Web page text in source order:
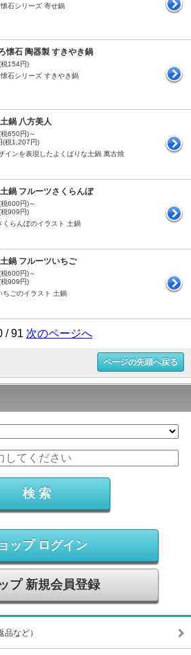
石シリーズ 寄せ鍋
懐石 陶器製 すきやき鍋
154円)
石シリーズ すきやき鍋
鍋 八方美人
650円)～
(税1,207円)
インを表現したよくばりな土鍋 萬古焼
鍋 フルーツさくらんぼ
600円)～
909円)
くらんぼのイラスト 土鍋
鍋 フルーツいちご
600円)～
909円)
ちごのイラスト 土鍋
/ 91 次のページへ
ページの先頭へ戻る
ップ ログイン
プ 新規会員登録
など）